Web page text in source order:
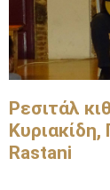
Ρεσιτάλ
Rastani